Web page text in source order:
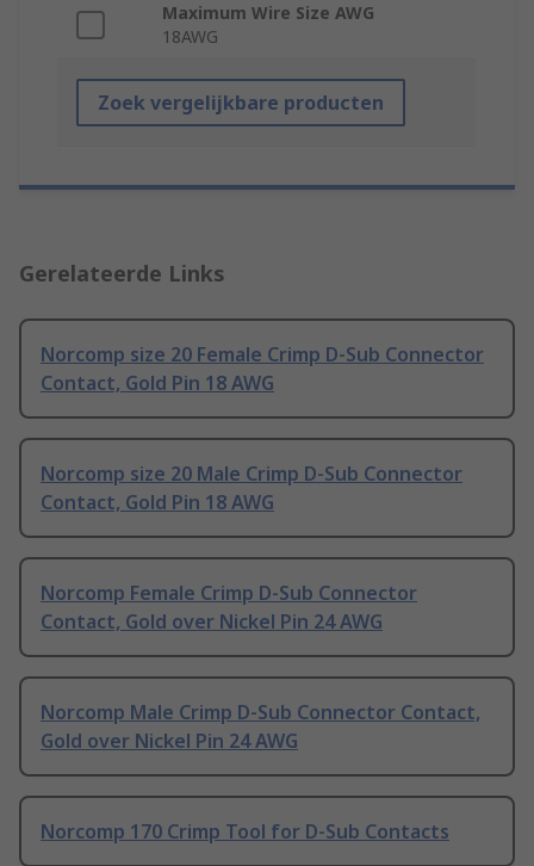
Maximum Wire Size AWG
18AWG
Zoek vergelijkbare producten
Gerelateerde Links
Norcomp size 20 Female Crimp D-Sub Connector
Contact, Gold Pin 18 AWG
Norcomp size 20 Male Crimp D-Sub Connector
Contact, Gold Pin 18 AWG
Norcomp Female Crimp D-Sub Connector
Contact, Gold over Nickel Pin 24 AWG
Norcomp Male Crimp D-Sub Connector Contact,
Gold over Nickel Pin 24 AWG
Norcomp 170 Crimp Tool for D-Sub Contacts